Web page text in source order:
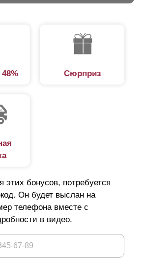
Сюрприз
этих бонусов, потребуется
Он будет выслан на
телефона вместе с
в видео.